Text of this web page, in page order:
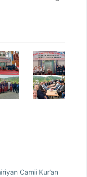
Camii Kur’an